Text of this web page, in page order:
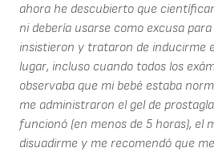
ahora he descubierto que
ni debería usarse como excusa
insistieron y trataron de inducirme
lugar, incluso cuando todos los
observaba que mi bebé estaba
me administraron el gel de
funcionó (en menos de 5 horas), el
disuadirme y me recomendó que